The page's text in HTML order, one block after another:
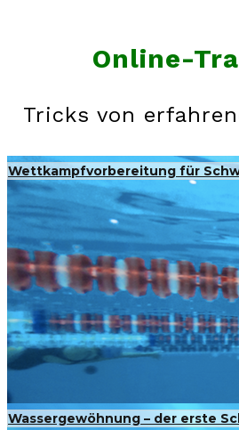
Online-
Tricks von
Wettkampfvorbereitung für
Wassergewöhnung – der erste